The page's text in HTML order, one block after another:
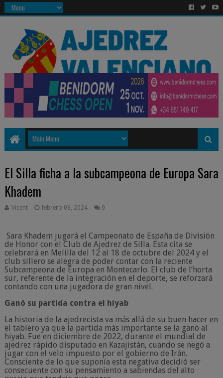
El Silla ficha a la subcampeona de Europa Sara
Khadem
Vicent febrero 09, 2024 0
Sara Khadem jugará el Campeonato de España de División
de Honor con el Club de Ajedrez de Silla. Esta cita se
celebrará en Melilla del 12 al 18 de octubre del 2024 y el
club sillero se alegra de poder contar con la reciente
Subcampeona de Europa en Montecarlo. El club de l’horta
sur, referente de la integración en el deporte, se reforzará
contando con una jugadora de gran nivel.
Ganó su partida contra el hiyab
La historia de la ajedrecista va más allá de su buen hacer en
el tablero ya que la partida más importante se la ganó al
hiyab. Fue en diciembre de 2022, durante el mundial de
ajedrez rápido disputado en Kazajistán, cuando se negó a
jugar con el velo impuesto por el gobierno de Irán.
Consciente de lo que suponía esta negativa decidió ser
consecuente con su pensamiento a sabiendas del alto